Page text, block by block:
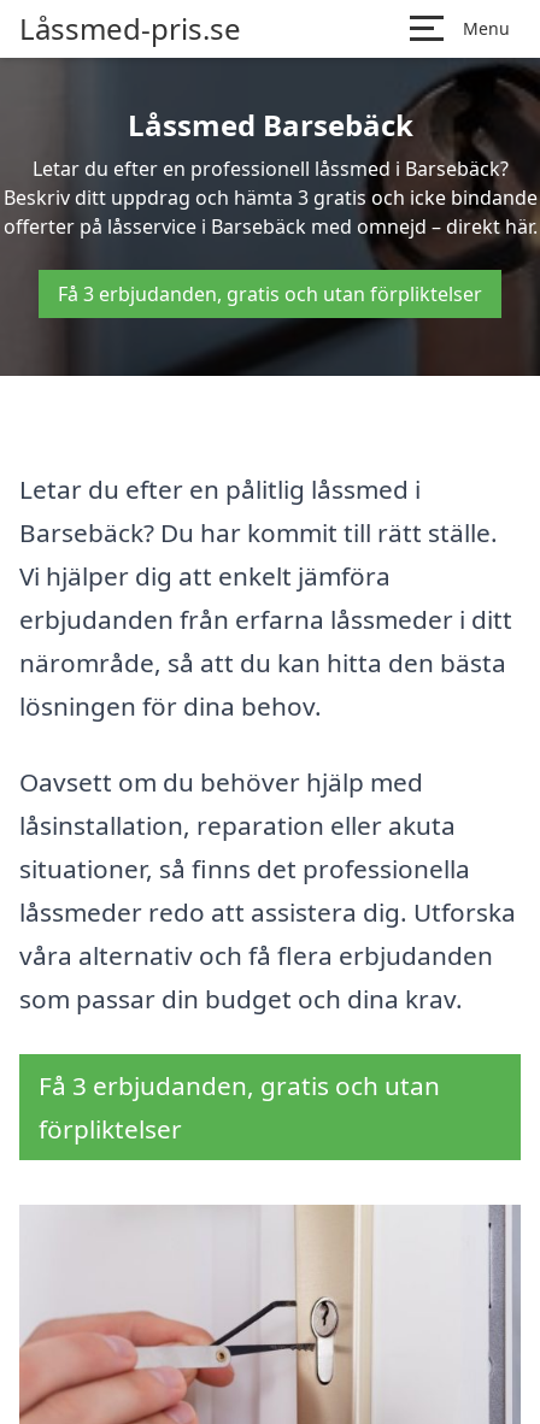
Låssmed-pris.se Menu
Låssmed Barsebäck
Letar du efter en professionell låssmed i Barsebäck?
Beskriv ditt uppdrag och hämta 3 gratis och icke bindande
offerter på låsservice i Barsebäck med omnejd – direkt här.
Få 3 erbjudanden, gratis och utan förpliktelser
Letar du efter en pålitlig låssmed i
Barsebäck? Du har kommit till rätt ställe.
Vi hjälper dig att enkelt jämföra
erbjudanden från erfarna låssmeder i ditt
närområde, så att du kan hitta den bästa
lösningen för dina behov.
Oavsett om du behöver hjälp med
låsinstallation, reparation eller akuta
situationer, så finns det professionella
låssmeder redo att assistera dig. Utforska
våra alternativ och få flera erbjudanden
som passar din budget och dina krav.
Få 3 erbjudanden, gratis och utan
förpliktelser